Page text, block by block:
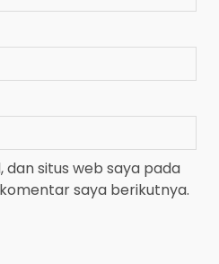
dan situs web saya pada
saya berikutnya.